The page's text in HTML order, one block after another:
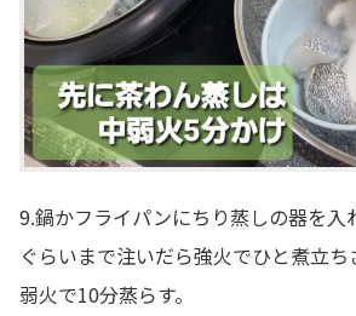
9.鍋かフライパンにちり蒸しの器を入
ぐらいまで注いだら強火でひと煮立
弱火で10分蒸らす。